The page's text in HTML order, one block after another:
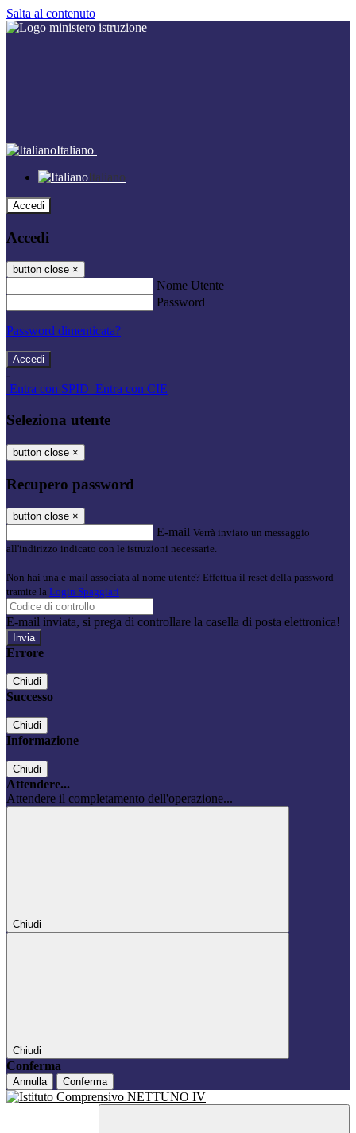
Salta al contenuto
Italiano
Italiano
Accedi
Accedi
button close ×
Nome Utente
Password
Password dimenticata?
-
Entra con SPID Entra con CIE
Seleziona utente
button close ×
Recupero password
button close ×
E-mail Verrà inviato un messaggio
all'indirizzo indicato con le istruzioni necessarie.
Non hai una e-mail associata al nome utente? Effettua il reset della password
tramite la Login Spaggiari
E-mail inviata, si prega di controllare la casella di posta elettronica!
Errore
Chiudi
Successo
Chiudi
Informazione
Chiudi
Attendere...
Attendere il completamento dell'operazione...
Chiudi
Chiudi
Conferma
Annulla Conferma